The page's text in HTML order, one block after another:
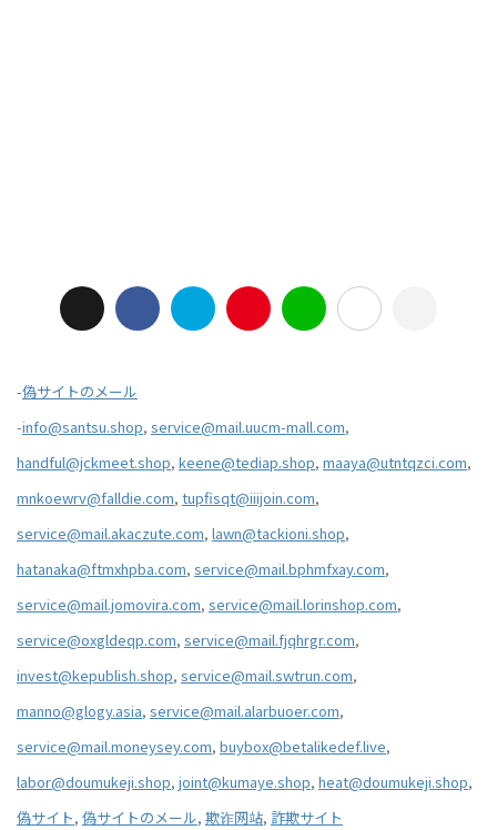
-偽サイトのメール
-info@santsu.shop, service@mail.uucm-mall.com,
handful@jckmeet.shop, keene@tediap.shop, maaya@utntqzci.com,
mnkoewrv@falldie.com, tupfisqt@iiijoin.com,
service@mail.akaczute.com, lawn@tackioni.shop,
hatanaka@ftmxhpba.com, service@mail.bphmfxay.com,
service@mail.jomovira.com, service@mail.lorinshop.com,
service@oxgldeqp.com, service@mail.fjqhrgr.com,
invest@kepublish.shop, service@mail.swtrun.com,
manno@glogy.asia, service@mail.alarbuoer.com,
service@mail.moneysey.com, buybox@betalikedef.live,
labor@doumukeji.shop, joint@kumaye.shop, heat@doumukeji.shop,
偽サイト, 偽サイトのメール, 欺诈网站, 詐欺サイト